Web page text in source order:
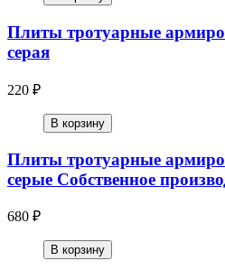
Плиты тротуарные
серая
220 ₽
В корзину
Плиты тротуарные
серые Собственное
680 ₽
В корзину